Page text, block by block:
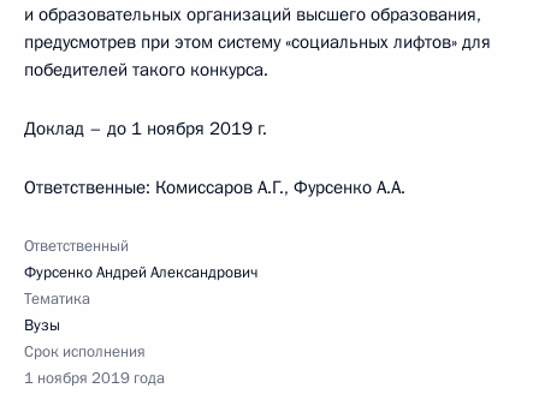
и образовательных организаций высшего образования,
предусмотрев при этом систему «социальных лифтов» для
победителей такого конкурса.
Доклад – до 1 ноября 2019 г.
Ответственные: Комиссаров А.Г., Фурсенко А.А.
Ответственный
Фурсенко Андрей Александрович
Тематика
Вузы
Срок исполнения
1 ноября 2019 года